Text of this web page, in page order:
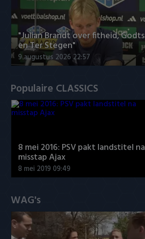
"Julian Brandt over fitheid, Godts
en Ter Stegen"
9 augustus 2026 22:57
Populaire CLASSICS
8 mei 2016: PSV pakt landstitel na
misstap Ajax
8 mei 2019 09:49
WAG's